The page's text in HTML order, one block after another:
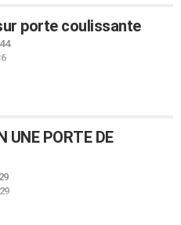
porte coulissante
UNE PORTE DE